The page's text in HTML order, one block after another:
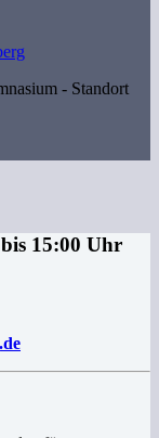
- Standort
15:00 Uhr